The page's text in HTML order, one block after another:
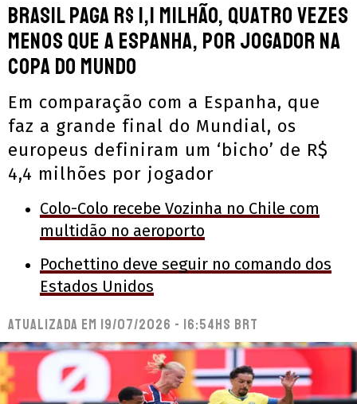
Brasil paga R$ 1,1 milhão, quatro vezes
menos que a Espanha, por jogador na
Copa do Mundo
Em comparação com a Espanha, que
faz a grande final do Mundial, os
europeus definiram um ‘bicho’ de R$
4,4 milhões por jogador
Colo-Colo recebe Vozinha no Chile com
multidão no aeroporto
Pochettino deve seguir no comando dos
Estados Unidos
Atualizada em 19/07/2026 - 16:54hs BRT